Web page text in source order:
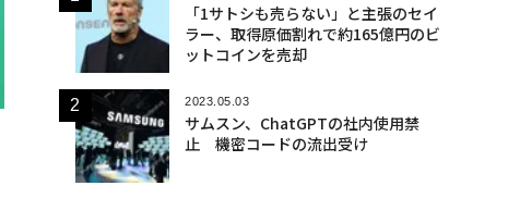
「1サトシも売らない」と主張のセイ
ラー、取得原価割れで約165億円のビ
ットコインを売却
2023.05.03
サムスン、ChatGPTの社内使用禁
止 機密コードの流出受け